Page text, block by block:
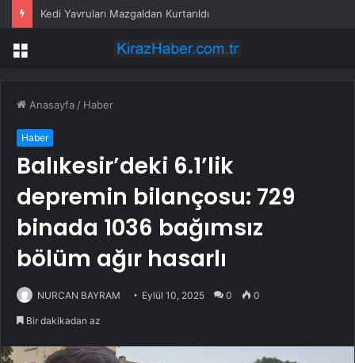
Kedi Yavruları Mazgaldan Kurtarıldı
Menü
Anasayfa / Haber
Haber
Balıkesir’deki 6.1’lik
depremin bilançosu: 729
binada 1036 bağımsız
bölüm ağır hasarlı
NURCAN BAYRAM Eylül 10, 2025 0 0
Bir dakikadan az